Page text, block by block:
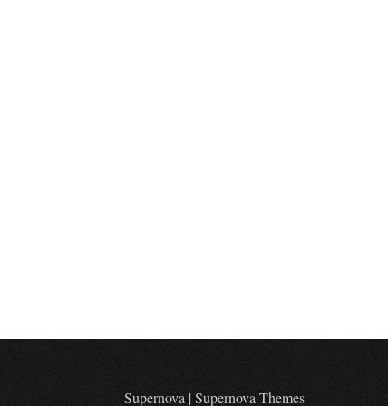
Supernova |Supernova Themes